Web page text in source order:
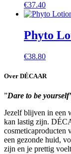
€37.40
Phyto
€38.80
Over DÉCAAR
”Dare to be
Jezelf blijven in een
kan lastig zijn.
een gezonde huid,
zijn en je prettig